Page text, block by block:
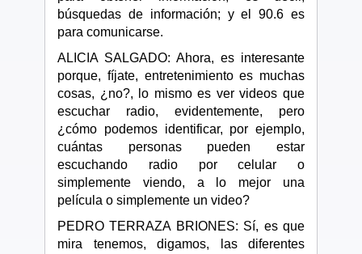
búsquedas de información; y el 90.6 es
para comunicarse.
ALICIA SALGADO: Ahora, es interesante
porque, fíjate, entretenimiento es muchas
cosas, ¿no?, lo mismo es ver videos que
escuchar radio, evidentemente, pero
¿cómo podemos identificar, por ejemplo,
cuántas personas pueden estar
escuchando radio por celular o
simplemente viendo, a lo mejor una
película o simplemente un video?
PEDRO TERRAZA BRIONES: Sí, es que
mira tenemos, digamos, las diferentes